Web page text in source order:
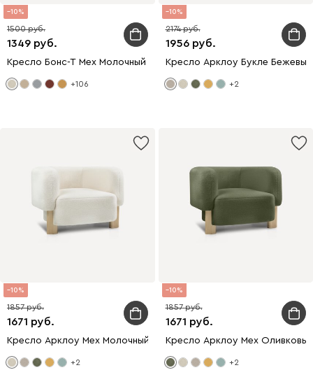
10
1349
1500
Кресло Бонс-Т Мех Молочный
+106
10
1956
2174
Кресло Арклоу Букле Бежевый
+2
10
1671
1857
Кресло Арклоу Мех Молочный
+2
10
1671
1857
Кресло Арклоу Мех Оливковый
+2